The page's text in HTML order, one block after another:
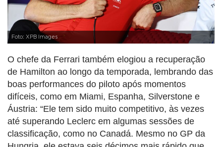
Foto: XPB Images
O chefe da Ferrari também elogiou a recuperação
de Hamilton ao longo da temporada, lembrando das
boas performances do piloto após momentos
difíceis, como em Miami, Espanha, Silverstone e
Áustria: “Ele tem sido muito competitivo, às vezes
até superando Leclerc em algumas sessões de
classificação, como no Canadá. Mesmo no GP da